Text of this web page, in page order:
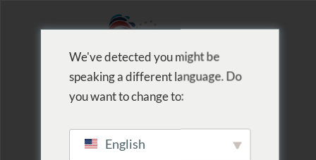
We've detected you might be
speaking a different language. Do
you want to change to:
English